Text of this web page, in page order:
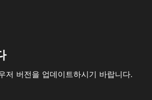
저 버전을 업데이트하시기 바랍니다.